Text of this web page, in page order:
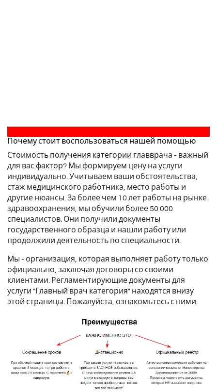
Почему стоит воспользоваться нашей помощью
Стоимость получения категории главврача - важный
для вас фактор? Мы формируем цену на услуги
индивидуально. Учитываем ваши обстоятельства,
стаж медицинского работника, место работы и
другие нюансы. За более чем 10 лет работы на рынке
здравоохранения, мы обучили более 50 000
специалистов. Они получили документы
государственного образца и нашли работу или
продолжили деятельность по специальности.
Мы - организация, которая выполняет работу только
официально, заключая договоры со своими
клиентами. Регламентирующие документы для
услуги "Главный врач категория" находятся внизу
этой страницы. Пожалуйста, ознакомьтесь с ними.